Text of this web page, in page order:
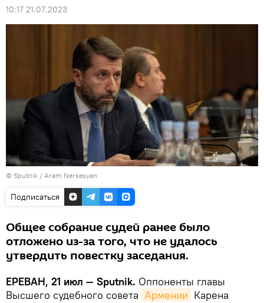
10:17 21.07.2023
© Sputnik / Aram Nersesyan
Подписаться
Общее собрание судей ранее было
отложено из-за того, что не удалось
утвердить повестку заседания.
ЕРЕВАН, 21 июл — Sputnik. Оппоненты главы
Высшего судебного совета Армении Карена